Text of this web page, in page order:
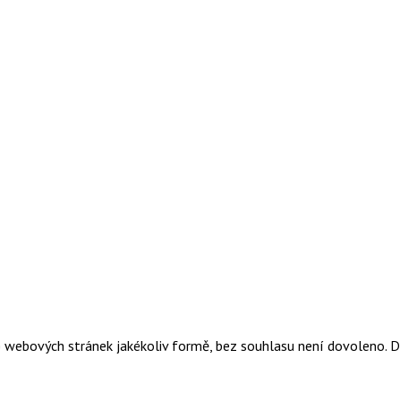
stránek jakékoliv formě, bez souhlasu není dovoleno.